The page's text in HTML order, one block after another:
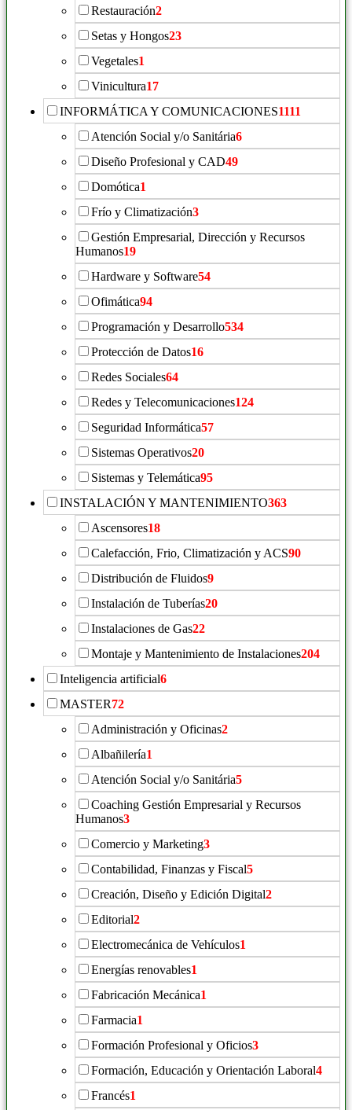
Restauración2
Setas y Hongos23
Vegetales1
Vinicultura17
INFORMÁTICA Y COMUNICACIONES1111
Atención Social y/o Sanitária6
Diseño Profesional y CAD49
Domótica1
Frío y Climatización3
Gestión Empresarial, Dirección y Recursos
Humanos19
Hardware y Software54
Ofimática94
Programación y Desarrollo534
Protección de Datos16
Redes Sociales64
Redes y Telecomunicaciones124
Seguridad Informática57
Sistemas Operativos20
Sistemas y Telemática95
INSTALACIÓN Y MANTENIMIENTO363
Ascensores18
Calefacción, Frio, Climatización y ACS90
Distribución de Fluidos9
Instalación de Tuberías20
Instalaciones de Gas22
Montaje y Mantenimiento de Instalaciones204
Inteligencia artificial6
MASTER72
Administración y Oficinas2
Albañilería1
Atención Social y/o Sanitária5
Coaching Gestión Empresarial y Recursos
Humanos3
Comercio y Marketing3
Contabilidad, Finanzas y Fiscal5
Creación, Diseño y Edición Digital2
Editorial2
Electromecánica de Vehículos1
Energías renovables1
Fabricación Mecánica1
Farmacia1
Formación Profesional y Oficios3
Formación, Educación y Orientación Laboral4
Francés1